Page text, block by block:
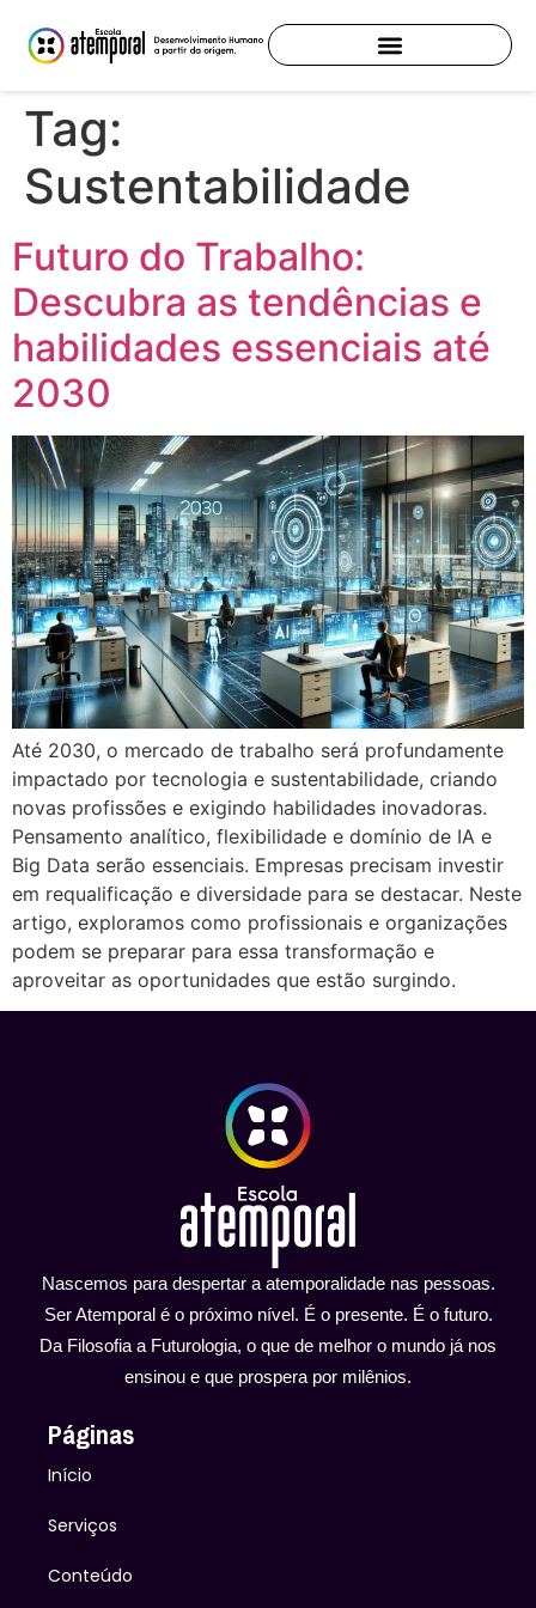
Tag:
Sustentabilidade
Futuro do Trabalho:
Descubra as tendências e
habilidades essenciais até
2030
Até 2030, o mercado de trabalho será profundamente
impactado por tecnologia e sustentabilidade, criando
novas profissões e exigindo habilidades inovadoras.
Pensamento analítico, flexibilidade e domínio de IA e
Big Data serão essenciais. Empresas precisam investir
em requalificação e diversidade para se destacar. Neste
artigo, exploramos como profissionais e organizações
podem se preparar para essa transformação e
aproveitar as oportunidades que estão surgindo.
Nascemos para despertar a atemporalidade nas pessoas.
Ser Atemporal é o próximo nível. É o presente. É o futuro.
Da Filosofia a Futurologia, o que de melhor o mundo já nos
ensinou e que prospera por milênios.
Páginas
Início
Serviços
Conteúdo